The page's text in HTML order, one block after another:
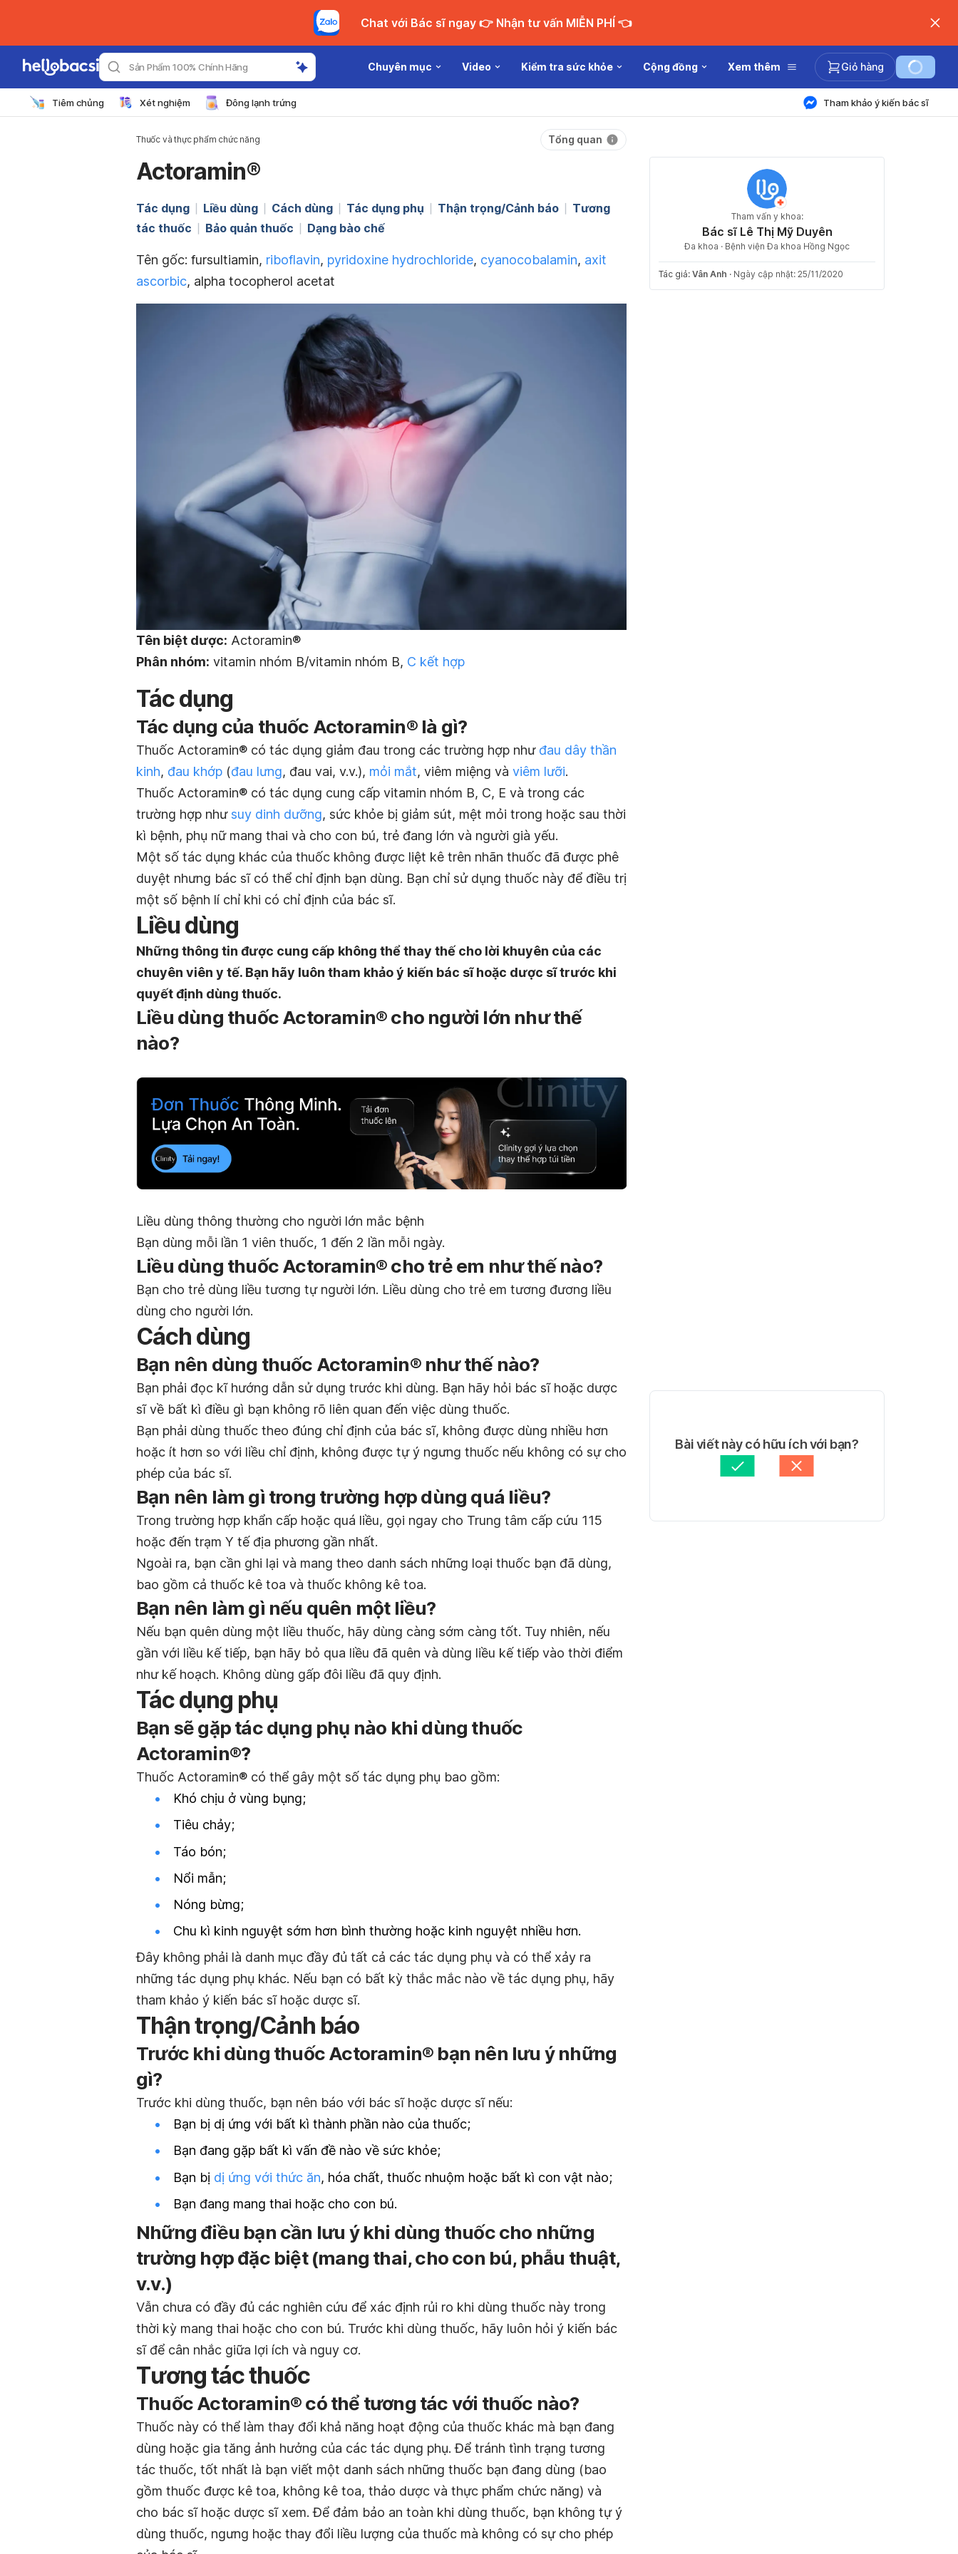
Chat với Bác sĩ ngay 👉 Nhận tư vấn MIỄN PHÍ 👈
Sản Phẩm 100% Chính Hãng Chuyên mục Video Kiểm tra sức khỏe Cộng đồng Xem thêm Giỏ hàng
Tiêm chủng Xét nghiệm Đông lạnh trứng Tham khảo ý kiến bác sĩ
Thuốc và thực phẩm chức năng Tổng quan
Actoramin®
Tác dụng Liều dùng Cách dùng Tác dụng phụ Thận trọng/Cảnh báo
Tương
tác thuốc
Bảo quản thuốc Dạng bào chế
Tên gốc: fursultiamin, riboflavin, pyridoxine hydrochloride, cyanocobalamin, axit
ascorbic, alpha tocopherol acetat
Tên biệt dược: Actoramin®
Phân nhóm: vitamin nhóm B/vitamin nhóm B, C kết hợp
Tác dụng
Tác dụng của thuốc Actoramin® là gì?
Thuốc Actoramin® có tác dụng giảm đau trong các trường hợp như đau dây thần
kinh, đau khớp (đau lưng, đau vai, v.v.), mỏi mắt, viêm miệng và viêm lưỡi.
Thuốc Actoramin® có tác dụng cung cấp vitamin nhóm B, C, E và trong các
trường hợp nhưsuy dinh dưỡng, sức khỏe bị giảm sút, mệt mỏi trong hoặc sau thời
kì bệnh, phụ nữ mang thai và cho con bú, trẻ đang lớn và người già yếu.
Một số tác dụng khác của thuốc không được liệt kê trên nhãn thuốc đã được phê
duyệt nhưng bác sĩ có thể chỉ định bạn dùng. Bạn chỉ sử dụng thuốc này để điều trị
một số bệnh lí chỉ khi có chỉ định của bác sĩ.
Liều dùng
Những thông tin được cung cấp không thể thay thế cho lời khuyên của các
chuyên viên y tế. Bạn hãy luôn tham khảo ý kiến bác sĩ hoặc dược sĩ trước khi
quyết định dùng thuốc.
Liều dùng thuốc Actoramin® cho người lớn như thế
nào?
Liều dùng thông thường cho người lớn mắc bệnh
Bạn dùng mỗi lần 1 viên thuốc, 1 đến 2 lần mỗi ngày.
Liều dùng thuốc Actoramin® cho trẻ em như thế nào?
Bạn cho trẻ dùng liều tương tự người lớn. Liều dùng cho trẻ em tương đương liều
dùng cho người lớn.
Cách dùng
Bạn nên dùng thuốc Actoramin® như thế nào?
Bạn phải đọc kĩ hướng dẫn sử dụng trước khi dùng. Bạn hãy hỏi bác sĩ hoặc dược
sĩ về bất kì điều gì bạn không rõ liên quan đến việc dùng thuốc.
Bạn phải dùng thuốc theo đúng chỉ định của bác sĩ, không được dùng nhiều hơn
hoặc ít hơn so với liều chỉ định, không được tự ý ngưng thuốc nếu không có sự cho
phép của bác sĩ.
Bạn nên làm gì trong trường hợp dùng quá liều?
Trong trường hợp khẩn cấp hoặc quá liều, gọi ngay cho Trung tâm cấp cứu 115
hoặc đến trạm Y tế địa phương gần nhất.
Ngoài ra, bạn cần ghi lại và mang theo danh sách những loại thuốc bạn đã dùng,
bao gồm cả thuốc kê toa và thuốc không kê toa.
Bạn nên làm gì nếu quên một liều?
Nếu bạn quên dùng một liều thuốc, hãy dùng càng sớm càng tốt. Tuy nhiên, nếu
gần với liều kế tiếp, bạn hãy bỏ qua liều đã quên và dùng liều kế tiếp vào thời điểm
như kế hoạch. Không dùng gấp đôi liều đã quy định.
Tác dụng phụ
Bạn sẽ gặp tác dụng phụ nào khi dùng thuốc
Actoramin®?
Thuốc Actoramin® có thể gây một số tác dụng phụ bao gồm:
Khó chịu ở vùng bụng;
Tiêu chảy;
Táo bón;
Nổi mẫn;
Nóng bừng;
Chu kì kinh nguyệt sớm hơn bình thường hoặc kinh nguyệt nhiều hơn.
Đây không phải là danh mục đầy đủ tất cả các tác dụng phụ và có thể xảy ra
những tác dụng phụ khác. Nếu bạn có bất kỳ thắc mắc nào về tác dụng phụ, hãy
tham khảo ý kiến bác sĩ hoặc dược sĩ.
Thận trọng/Cảnh báo
Trước khi dùng thuốc Actoramin® bạn nên lưu ý những
gì?
Trước khi dùng thuốc, bạn nên báo với bác sĩ hoặc dược sĩ nếu:
Bạn bị dị ứng với bất kì thành phần nào của thuốc;
Bạn đang gặp bất kì vấn đề nào về sức khỏe;
Bạn bị dị ứng với thức ăn, hóa chất, thuốc nhuộm hoặc bất kì con vật nào;
Bạn đang mang thai hoặc cho con bú.
Những điều bạn cần lưu ý khi dùng thuốc cho những
trường hợp đặc biệt (mang thai, cho con bú, phẫu thuật,
v.v.)
Vẫn chưa có đầy đủ các nghiên cứu để xác định rủi ro khi dùng thuốc này trong
thời kỳ mang thai hoặc cho con bú. Trước khi dùng thuốc, hãy luôn hỏi ý kiến bác
sĩ để cân nhắc giữa lợi ích và nguy cơ.
Tương tác thuốc
Thuốc Actoramin® có thể tương tác với thuốc nào?
Thuốc này có thể làm thay đổi khả năng hoạt động của thuốc khác mà bạn đang
dùng hoặc gia tăng ảnh hưởng của các tác dụng phụ. Để tránh tình trạng tương
tác thuốc, tốt nhất là bạn viết một danh sách những thuốc bạn đang dùng (bao
gồm thuốc được kê toa, không kê toa, thảo dược và thực phẩm chức năng) và
cho bác sĩ hoặc dược sĩ xem. Để đảm bảo an toàn khi dùng thuốc, bạn không tự ý
dùng thuốc, ngưng hoặc thay đổi liều lượng của thuốc mà không có sự cho phép
Tham vấn y khoa:
Bác sĩ Lê Thị Mỹ Duyên
Đa khoa · Bệnh viện Đa khoa Hồng Ngọc
Tác giả: Vân Anh · Ngày cập nhật: 25/11/2020
Bài viết này có hữu ích với bạn?